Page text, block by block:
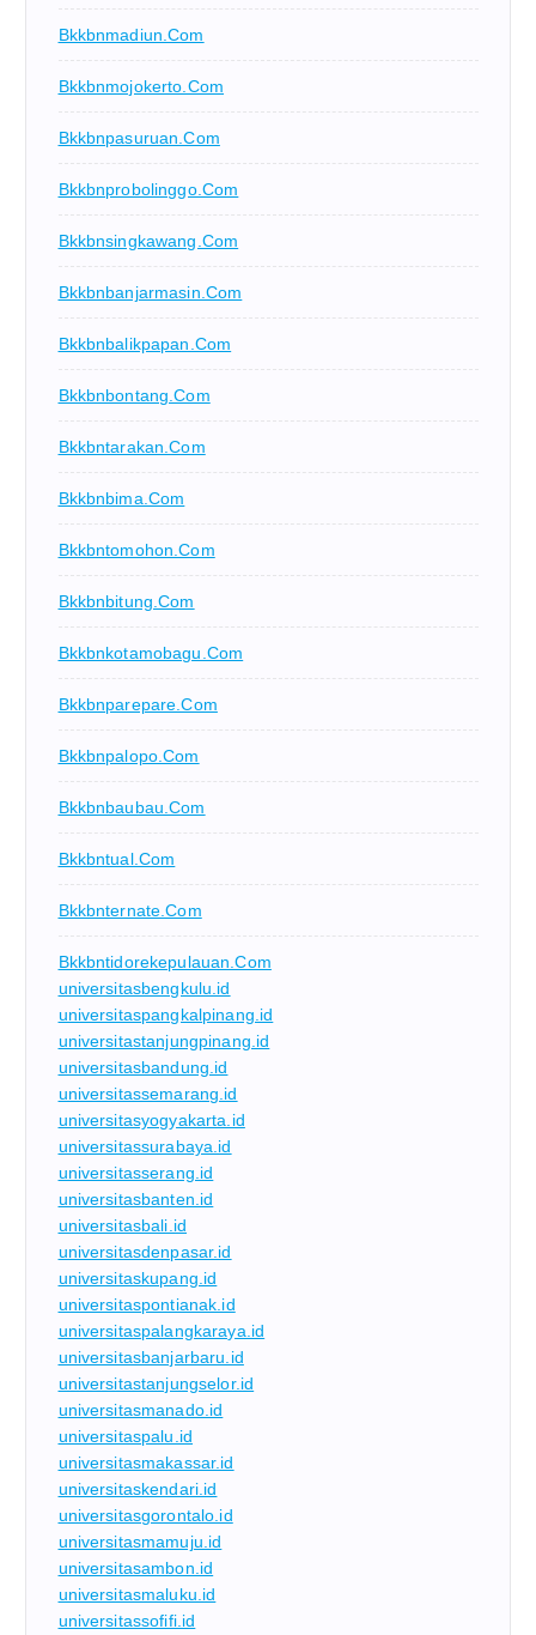
Bkkbnmadiun.com
Bkkbnmojokerto.com
Bkkbnpasuruan.com
Bkkbnprobolinggo.com
Bkkbnsingkawang.com
Bkkbnbanjarmasin.com
Bkkbnbalikpapan.com
Bkkbnbontang.com
Bkkbntarakan.com
Bkkbnbima.com
Bkkbntomohon.com
Bkkbnbitung.com
Bkkbnkotamobagu.com
Bkkbnparepare.com
Bkkbnpalopo.com
Bkkbnbaubau.com
Bkkbntual.com
Bkkbnternate.com
Bkkbntidorekepulauan.com
universitasbengkulu.id
universitaspangkalpinang.id
universitastanjungpinang.id
universitasbandung.id
universitassemarang.id
universitasyogyakarta.id
universitassurabaya.id
universitasserang.id
universitasbanten.id
universitasbali.id
universitasdenpasar.id
universitaskupang.id
universitaspontianak.id
universitaspalangkaraya.id
universitasbanjarbaru.id
universitastanjungselor.id
universitasmanado.id
universitaspalu.id
universitasmakassar.id
universitaskendari.id
universitasgorontalo.id
universitasmamuju.id
universitasambon.id
universitasmaluku.id
universitassofifi.id